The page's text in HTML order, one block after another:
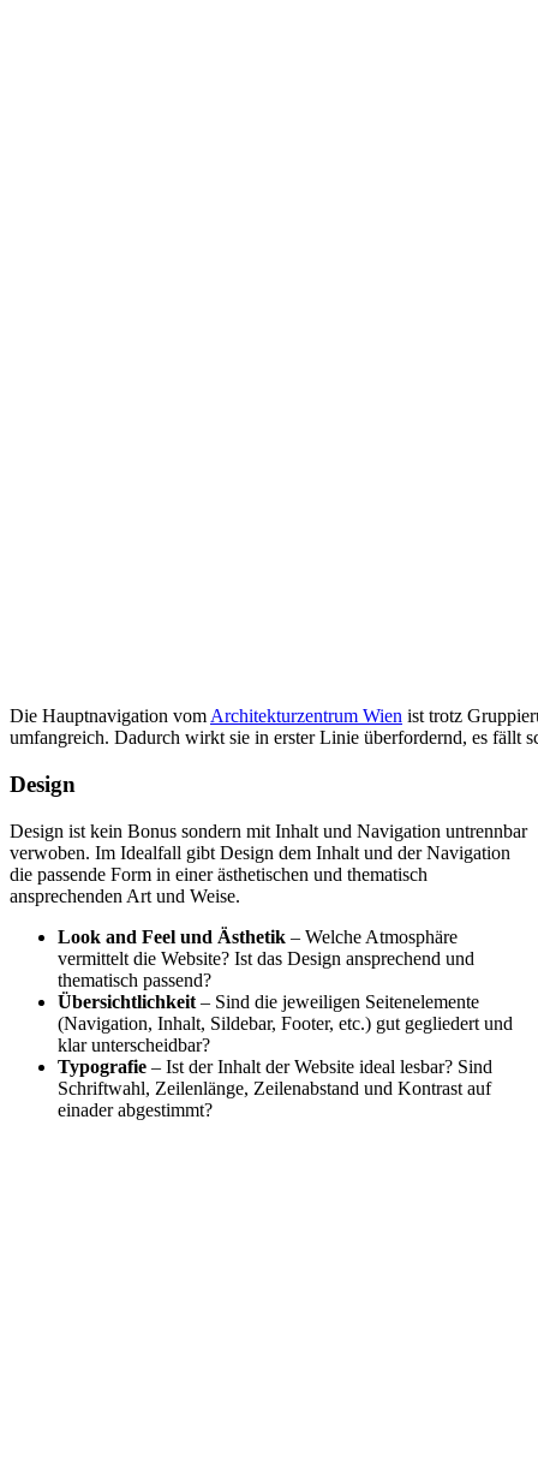
Die Hauptnavigation vom Architekturzentrum Wien ist trotz
umfangreich. Dadurch wirkt sie in erster Linie überfordernd, es fällt
Design
Design ist kein Bonus sondern mit Inhalt und Navigation untrennbar
verwoben. Im Idealfall gibt Design dem Inhalt und der Navigation
die passende Form in einer ästhetischen und thematisch
ansprechenden Art und Weise.
Look and Feel und Ästhetik – Welche Atmosphäre
vermittelt die Website? Ist das Design ansprechend und
thematisch passend?
Übersichtlichkeit – Sind die jeweiligen Seitenelemente
(Navigation, Inhalt, Sildebar, Footer, etc.) gut gegliedert und
klar unterscheidbar?
Typografie – Ist der Inhalt der Website ideal lesbar? Sind
Schriftwahl, Zeilenlänge, Zeilenabstand und Kontrast auf
einader abgestimmt?